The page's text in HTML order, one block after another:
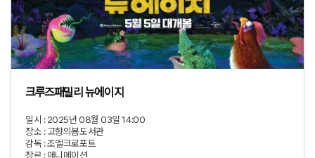
크루즈패밀리 뉴에이지
일시 :2025년 08월 03일 14:00
장소 :고향의봄도서관
감독 :조엘크로포트
장르 :애니메이션